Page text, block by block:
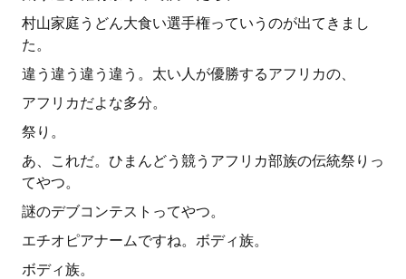
村山家庭うどん大食い選手権っていうのが出てきまし
た。
違う違う違う違う。太い人が優勝するアフリカの、
アフリカだよな多分。
祭り。
あ、これだ。ひまんどう競うアフリカ部族の伝統祭りっ
てやつ。
謎のデブコンテストってやつ。
エチオピアナームですね。ボディ族。
ボディ族。